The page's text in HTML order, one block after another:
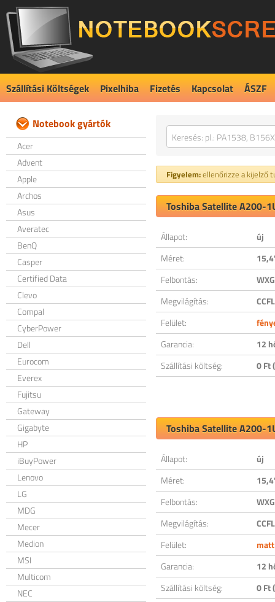
Szállítási Költségek Pixelhiba Fizetés Kapcsolat ÁSZF
Notebook gyártók
Acer
Advent
Apple
Archos
Asus
Averatec
BenQ
Casper
Certified Data
Clevo
Compal
CyberPower
Dell
Eurocom
Everex
Fujitsu
Gateway
Gigabyte
HP
iBuyPower
Lenovo
LG
MDG
Mecer
Medion
MSI
Multicom
NEC
Figyelem:ellenőrizze a kijelző
Toshiba Satellite A200-
Állapot:
új
Méret:
Felbontás:
Megvilágítás:
CCFL
Felület:
Garancia:
12
Szállítási költség:
0 Ft
Toshiba Satellite A200-
Állapot:
új
Méret:
Felbontás:
Megvilágítás:
CCFL
Felület:
matt
Garancia:
12
Szállítási költség:
0 Ft